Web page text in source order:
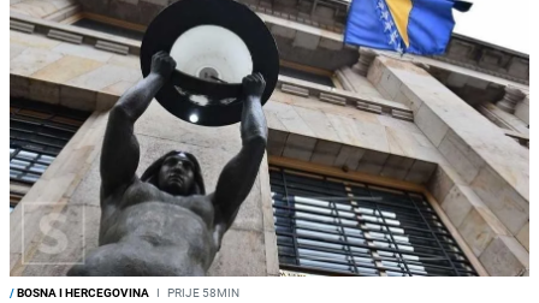
/BOSNA I HERCEGOVINA I PRIJE 58MIN